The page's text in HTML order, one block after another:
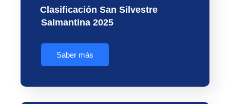
Clasificación San Silvestre
Salmantina 2025
Saber más